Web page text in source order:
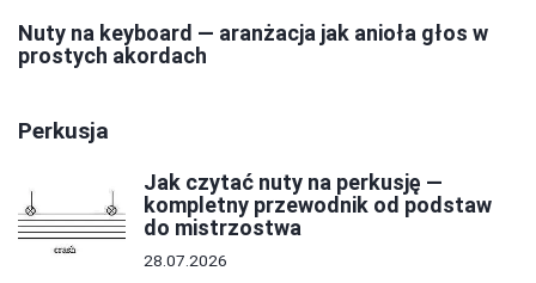
Nuty na keyboard — aranżacja jak anioła głos w
prostych akordach
Perkusja
Jak czytać nuty na perkusję —
kompletny przewodnik od podstaw
do mistrzostwa
28.07.2026